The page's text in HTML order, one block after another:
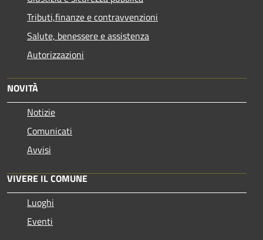
Tributi,finanze e contravvenzioni
Salute, benessere e assistenza
Autorizzazioni
NOVITÀ
Notizie
Comunicati
Avvisi
VIVERE IL COMUNE
Luoghi
Eventi